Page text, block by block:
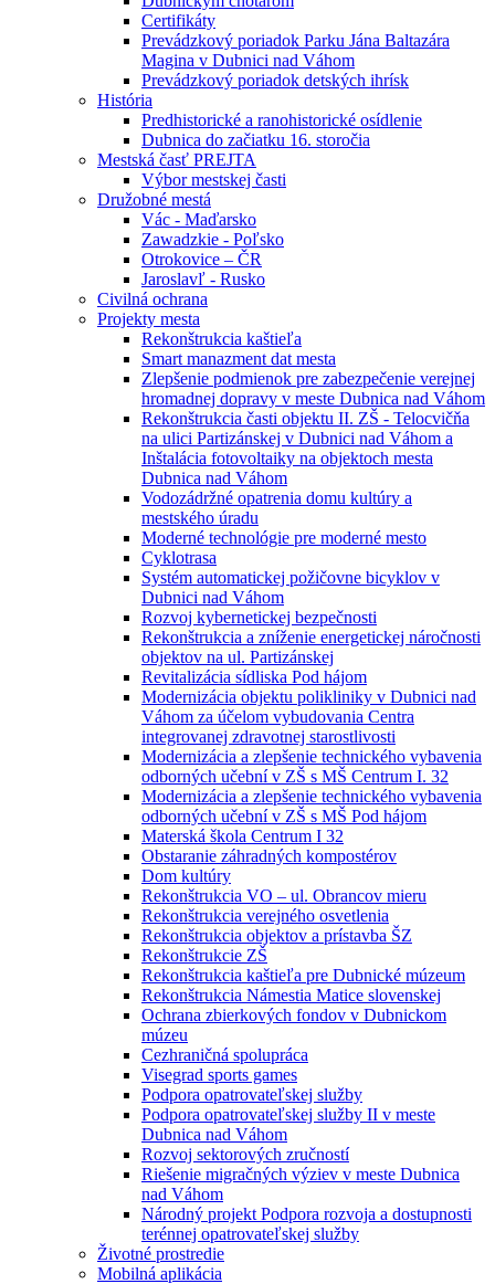
Certifikáty
Prevádzkový poriadok Parku Jána Baltazára
Magina v Dubnici nad Váhom
Prevádzkový poriadok detských ihrísk
História
Predhistorické a ranohistorické osídlenie
Dubnica do začiatku 16. storočia
Mestská časť PREJTA
Výbor mestskej časti
Družobné mestá
Vác - Maďarsko
Zawadzkie - Poľsko
Otrokovice – ČR
Jaroslavľ - Rusko
Civilná ochrana
Projekty mesta
Rekonštrukcia kaštieľa
Smart manazment dat mesta
Zlepšenie podmienok pre zabezpečenie verejnej
hromadnej dopravy v meste Dubnica nad Váhom
Rekonštrukcia časti objektu II. ZŠ - Telocvičňa
na ulici Partizánskej v Dubnici nad Váhom a
Inštalácia fotovoltaiky na objektoch mesta
Dubnica nad Váhom
Vodozádržné opatrenia domu kultúry a
mestského úradu
Moderné technológie pre moderné mesto
Cyklotrasa
Systém automatickej požičovne bicyklov v
Dubnici nad Váhom
Rozvoj kybernetickej bezpečnosti
Rekonštrukcia a zníženie energetickej náročnosti
objektov na ul. Partizánskej
Revitalizácia sídliska Pod hájom
Modernizácia objektu polikliniky v Dubnici nad
Váhom za účelom vybudovania Centra
integrovanej zdravotnej starostlivosti
Modernizácia a zlepšenie technického vybavenia
odborných učební v ZŠ s MŠ Centrum I. 32
Modernizácia a zlepšenie technického vybavenia
odborných učební v ZŠ s MŠ Pod hájom
Materská škola Centrum I 32
Obstaranie záhradných kompostérov
Dom kultúry
Rekonštrukcia VO – ul. Obrancov mieru
Rekonštrukcia verejného osvetlenia
Rekonštrukcia objektov a prístavba ŠZ
Rekonštrukcie ZŠ
Rekonštrukcia kaštieľa pre Dubnické múzeum
Rekonštrukcia Námestia Matice slovenskej
Ochrana zbierkových fondov v Dubnickom
múzeu
Cezhraničná spolupráca
Visegrad sports games
Podpora opatrovateľskej služby
Podpora opatrovateľskej služby II v meste
Dubnica nad Váhom
Rozvoj sektorových zručností
Riešenie migračných výziev v meste Dubnica
nad Váhom
Národný projekt Podpora rozvoja a dostupnosti
terénnej opatrovateľskej služby
Životné prostredie
Mobilná aplikácia